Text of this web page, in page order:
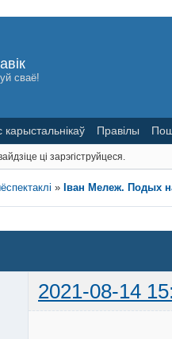
сваё!
карыстальнікаў Правілы
ці зарэгіструйцеся.
» Іван Мележ. Подых
2021-08-14